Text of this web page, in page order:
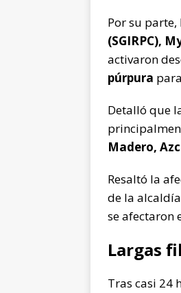
Por su
(SGIRPC),
activaron
púrpura
Detalló que
Madero,
Resaltó la
de la alcaldía
se afectaron
Largas
Tras casi 24